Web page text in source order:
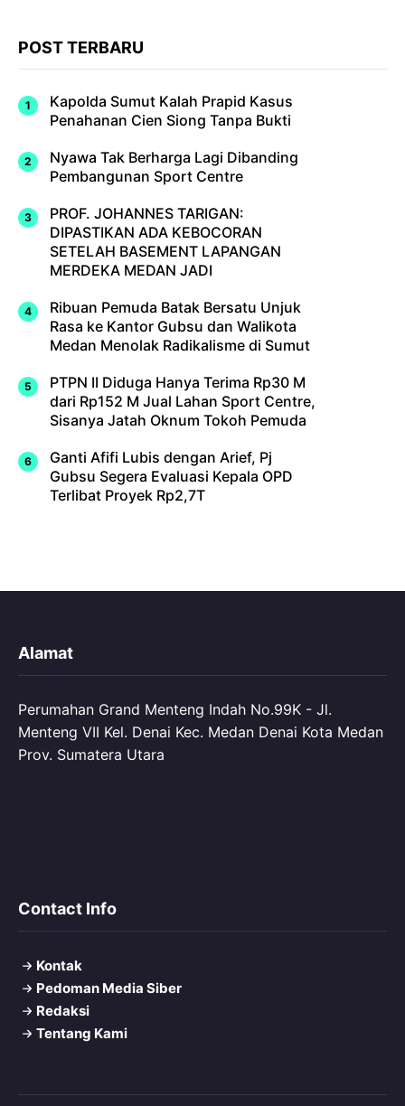
POST TERBARU
Kapolda Sumut Kalah Prapid Kasus
Penahanan Cien Siong Tanpa Bukti
Nyawa Tak Berharga Lagi Dibanding
Pembangunan Sport Centre
PROF. JOHANNES TARIGAN:
DIPASTIKAN ADA KEBOCORAN
SETELAH BASEMENT LAPANGAN
MERDEKA MEDAN JADI
Ribuan Pemuda Batak Bersatu Unjuk
Rasa ke Kantor Gubsu dan Walikota
Medan Menolak Radikalisme di Sumut
PTPN II Diduga Hanya Terima Rp30 M
dari Rp152 M Jual Lahan Sport Centre,
Sisanya Jatah Oknum Tokoh Pemuda
Ganti Afifi Lubis dengan Arief, Pj
Gubsu Segera Evaluasi Kepala OPD
Terlibat Proyek Rp2,7T
Alamat
Perumahan Grand Menteng Indah No.99K - Jl.
Menteng VII Kel. Denai Kec. Medan Denai Kota Medan
Prov. Sumatera Utara
Contact Info
Kontak
Pedoman Media Siber
Redaksi
Tentang Kami